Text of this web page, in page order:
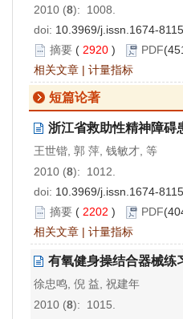
2010 (8): 1008.
doi: 10.3969/j.issn.1674-
摘要 ( 2920 ) PDF
相关文章 | 计量指标
短篇论著
浙江省救助性精神障碍
王世锴, 郭 萍, 钱敏才, 等
2010 (8): 1012.
doi: 10.3969/j.issn.1674-
摘要 ( 2202 ) PDF
相关文章 | 计量指标
有氧健身操结合器械练
徐忠鸣, 倪 益, 祝建年
2010 (8): 1015.